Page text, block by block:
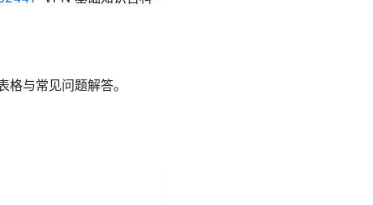
与常见问题解答。